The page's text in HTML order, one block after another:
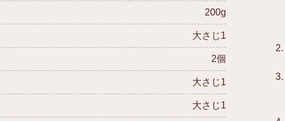
200g
大さじ1
2個
大さじ1
大さじ1